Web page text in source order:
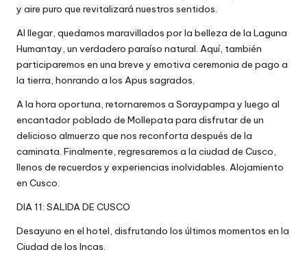
y aire puro que revitalizará nuestros sentidos.
Al llegar, quedamos maravillados por la belleza de la Laguna
Humantay, un verdadero paraíso natural. Aquí, también
participaremos en una breve y emotiva ceremonia de pago a
la tierra, honrando a los Apus sagrados.
A la hora oportuna, retornaremos a Soraypampa y luego al
encantador poblado de Mollepata para disfrutar de un
delicioso almuerzo que nos reconforta después de la
caminata. Finalmente, regresaremos a la ciudad de Cusco,
llenos de recuerdos y experiencias inolvidables. Alojamiento
en Cusco.
DIA 11: SALIDA DE CUSCO
Desayuno en el hotel, disfrutando los últimos momentos en la
Ciudad de los Incas.